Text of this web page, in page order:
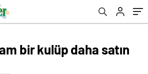
bir kulüp daha satın